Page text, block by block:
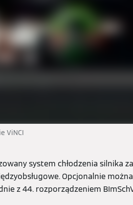
ViNCI
system chłodzenia silnika
Opcjonalnie
z 44. rozporządzeniem